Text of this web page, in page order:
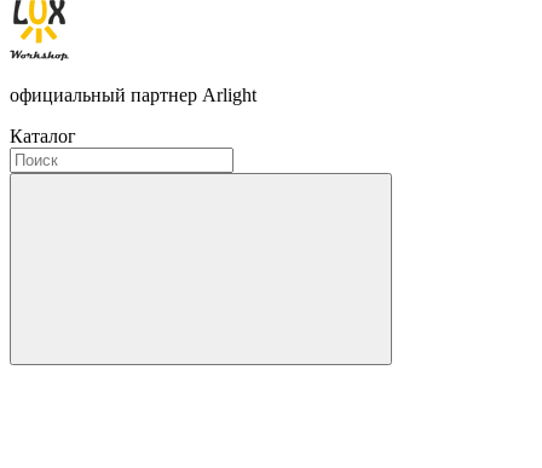
официальный партнер Arlight
Каталог